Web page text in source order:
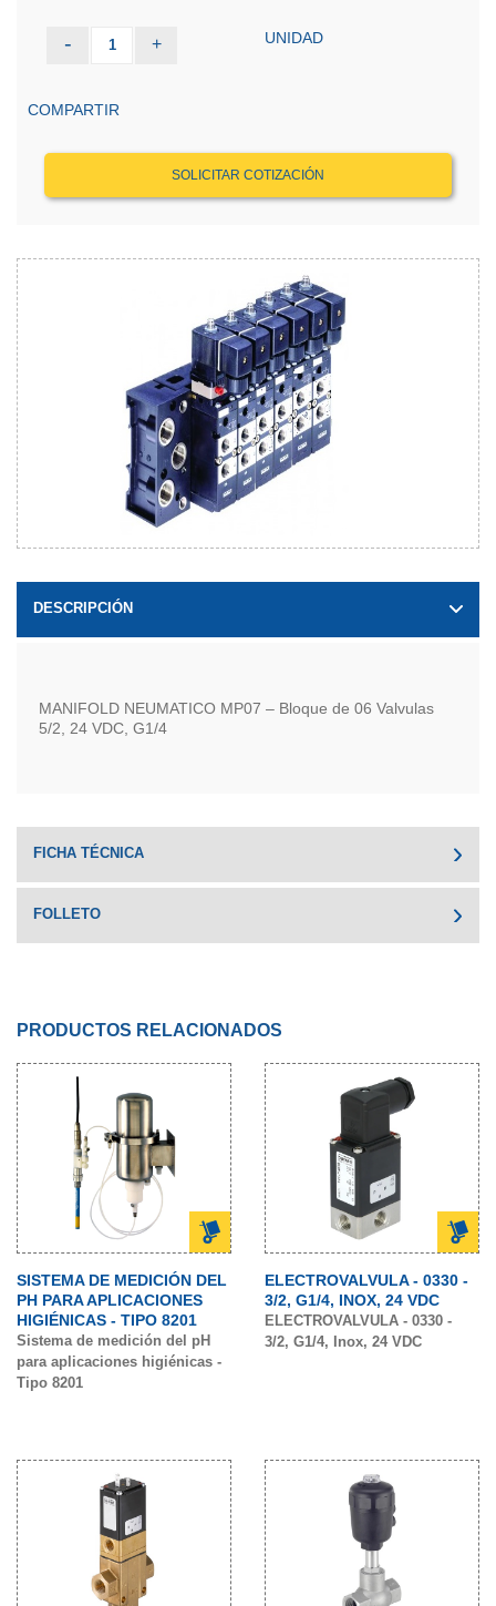
- 1 + UNIDAD
COMPARTIR
SOLICITAR COTIZACIÓN
DESCRIPCIÓN
MANIFOLD NEUMATICO MP07 – Bloque de 06 Valvulas
5/2, 24 VDC, G1/4
FICHA TÉCNICA
FOLLETO
PRODUCTOS RELACIONADOS
SISTEMA DE MEDICIÓN DEL
PH PARA APLICACIONES
HIGIÉNICAS - TIPO 8201
Sistema de medición del pH
para aplicaciones higiénicas -
Tipo 8201
ELECTROVALVULA - 0330 -
3/2, G1/4, INOX, 24 VDC
ELECTROVALVULA - 0330 -
3/2, G1/4, Inox, 24 VDC